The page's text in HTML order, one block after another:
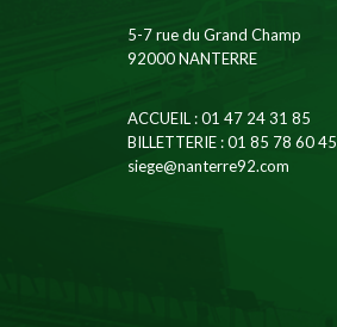
5-7 rue du Grand Champ
92000 NANTERRE
ACCUEIL: 01 47 24 31 85
BILLETTERIE: 01 85 78 60 45
siege@nanterre92.com